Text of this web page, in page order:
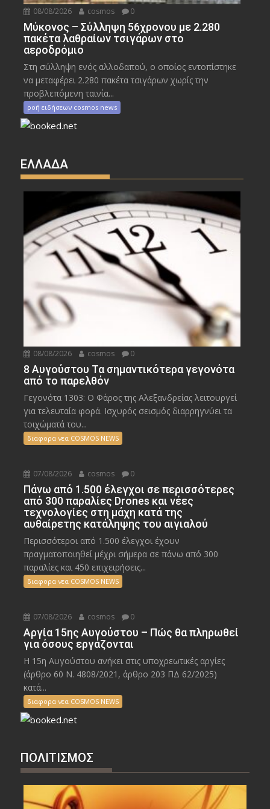
08/08/2026 cosmos 0
Μύκονος – Σύλληψη 56χρονου με 2.280
πακέτα λαθραίων τσιγάρων στο
αεροδρόμιο
Στη σύλληψη ενός αλλοδαπού, ο οποίος εντοπίστηκε
να μεταφέρει 2.280 πακέτα τσιγάρων χωρίς την
προβλεπόμενη ταινία...
ροή ειδήσεων cosmos news
ΕΛΛΑΔΑ
08/08/2026 cosmos 0
8 Αυγούστου Τα σημαντικότερα γεγονότα
από το παρελθόν
Γεγονότα 1303: Ο Φάρος της Αλεξανδρείας λειτουργεί
για τελευταία φορά. Ισχυρός σεισμός διαρρηγνύει τα
τοιχώματά του...
διαφορα νεα COSMOS NEWS
07/08/2026 cosmos 0
Πάνω από 1.500 έλεγχοι σε περισσότερες
από 300 παραλίες Drones και νέες
τεχνολογίες στη μάχη κατά της
αυθαίρετης κατάληψης του αιγιαλού
Περισσότεροι από 1.500 έλεγχοι έχουν
πραγματοποιηθεί μέχρι σήμερα σε πάνω από 300
παραλίες και 450 επιχειρήσεις...
διαφορα νεα COSMOS NEWS
07/08/2026 cosmos 0
Αργία 15ης Αυγούστου – Πώς θα πληρωθεί
για όσους εργάζονται
Η 15η Αυγούστου ανήκει στις υποχρεωτικές αργίες
(άρθρο 60 Ν. 4808/2021, άρθρο 203 ΠΔ 62/2025)
κατά...
διαφορα νεα COSMOS NEWS
ΠΟΛΙΤΙΣΜΟΣ